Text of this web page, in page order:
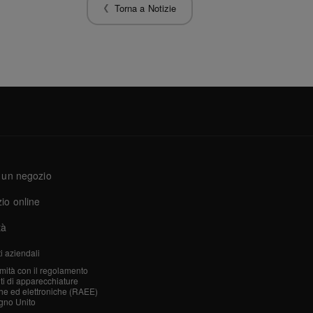
Torna a Notizie
negozio
online
aziendali
con il regolamento
di apparecchiature
ed elettroniche (RAEE)
Unito